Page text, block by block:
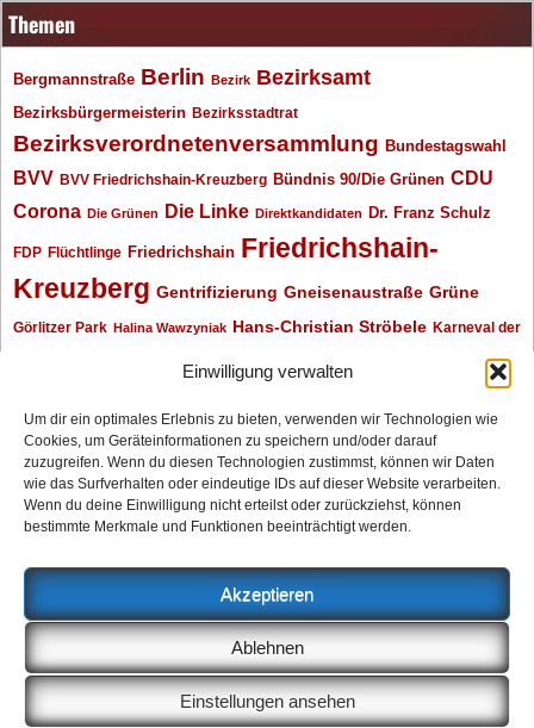
Einwilligung verwalten
Um dir ein optimales Erlebnis zu bieten, verwenden wir Technologien wie
Cookies, um Geräteinformationen zu speichern und/oder darauf
zuzugreifen. Wenn du diesen Technologien zustimmst, können wir Daten
wie das Surfverhalten oder eindeutige IDs auf dieser Website verarbeiten.
Wenn du deine Einwilligung nicht erteilst oder zurückziehst, können
bestimmte Merkmale und Funktionen beeinträchtigt werden.
Akzeptieren
Ablehnen
Einstellungen ansehen
Themen
Bergmannstraße Berlin Bezirk Bezirksamt
Bezirksbürgermeisterin Bezirksstadtrat
Bezirksverordnetenversammlung Bundestagswahl
BVV BVV Friedrichshain-Kreuzberg Bündnis 90/Die Grünen CDU
Corona Die Grünen Die Linke Direktkandidaten Dr. Franz Schulz
FDP Flüchtlinge Friedrichshain Friedrichshain-
Kreuzberg Gentrifizierung Gneisenaustraße Grüne
Görlitzer Park Halina Wawzyniak Hans-Christian Ströbele Karneval der
Klaus Wowereit
Neukölln Oliver Nöll Oranienplatz Piraten Piratenpartei Polizeimeldungen
Redaktionsgespräch Senat SPD
Archiv
Archiv
Impressum
Datenschutzerklärung
Anzeigen
Cookie-Richtlinie (EU)